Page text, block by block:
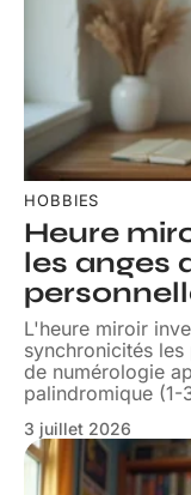
HOBBIES
Heure
les anges
L'heure miroir
synchronicités
de numérologie
palindromique
3 juillet 2026